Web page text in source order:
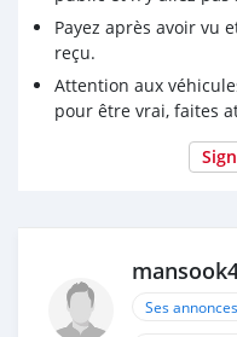
Payez après avoir vu
reçu.
Attention aux
pour être vrai, faites
Ses annonces